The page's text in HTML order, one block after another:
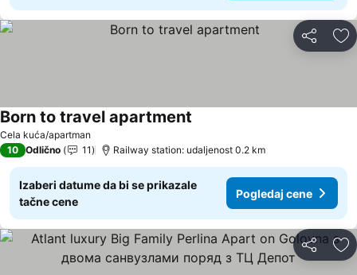
Deli
Cela kuća/apartman
Born to travel apartment
10 Odlično 11 Railway station: udaljenost 0.2 km
Izaberi datume da bi se prikazale
tačne cene
Pogledaj cene
Deli